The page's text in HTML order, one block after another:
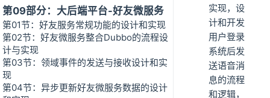
第09部分：大后端平台-好友微服务
第01节：好友服务常规功能的设计和实现
第02节：好友微服务整合Dubbo的流程设
计与实现
第03节：领域事件的发送与接收设计和实
现
第04节：异步更新好友微服务数据的设计
实现，设
计和开发
用户登录
系统后发
送语音消
息的流程
和逻辑，